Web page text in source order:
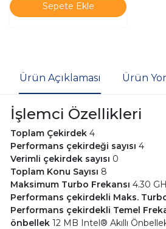
Sepete Ekle
Ürün Açıklaması Ürün
İşlemci Özellikleri
Toplam Çekirdek 4
Performans çekirdeği sayısı 4
Verimli çekirdek sayısı 0
Toplam Konu Sayısı 8
Maksimum Turbo Frekansı 4.30
Performans çekirdekli Maks.
Performans çekirdekli Temel
önbellek 12 MB Intel® Akıllı